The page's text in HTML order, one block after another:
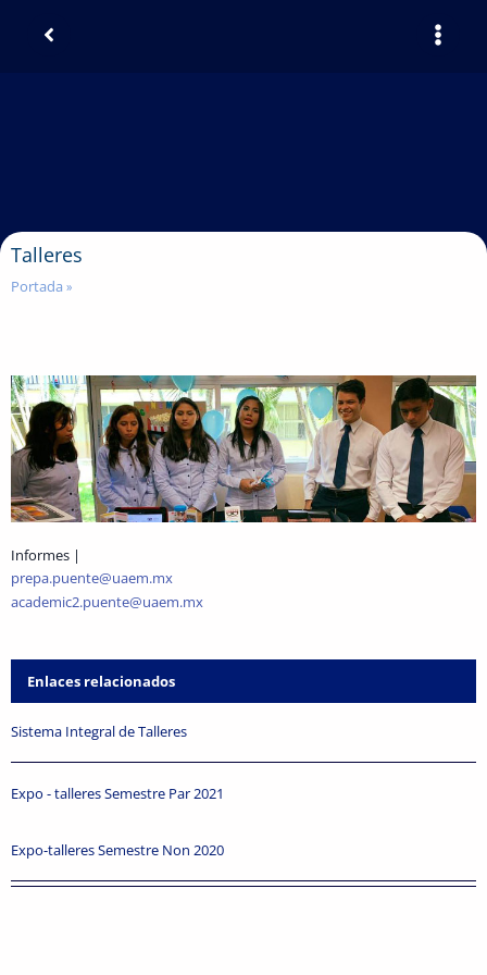
Talleres
Portada »
Informes |
prepa.puente@uaem.mx
academic2.puente@uaem.mx
Enlaces relacionados
Sistema Integral de Talleres
Expo - talleres Semestre Par 2021
Expo-talleres Semestre Non 2020